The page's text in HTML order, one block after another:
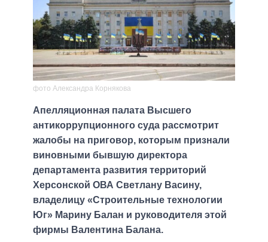
фото Александра Корнякова
Апелляционная палата Высшего
антикоррупционного суда рассмотрит
жалобы на приговор, которым признали
виновными бывшую директора
департамента развития территорий
Херсонской ОВА Светлану Васину,
владелицу «Строительные технологии
Юг» Марину Балан и руководителя этой
фирмы Валентина Балана.